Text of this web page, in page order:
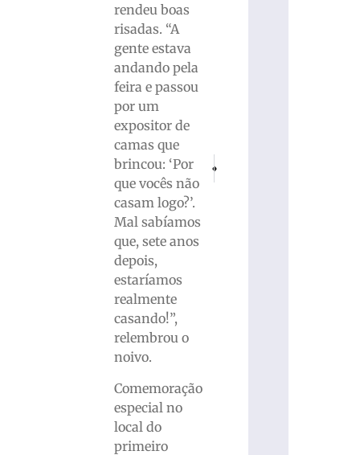
rendeu boas
risadas. “A
gente estava
andando pela
feira e passou
por um
expositor de
camas que
brincou: ‘Por
que vocês não
casam logo?’.
Mal sabíamos
que, sete anos
depois,
estaríamos
realmente
casando!”,
relembrou o
noivo.
Comemoração
especial no
local do
primeiro